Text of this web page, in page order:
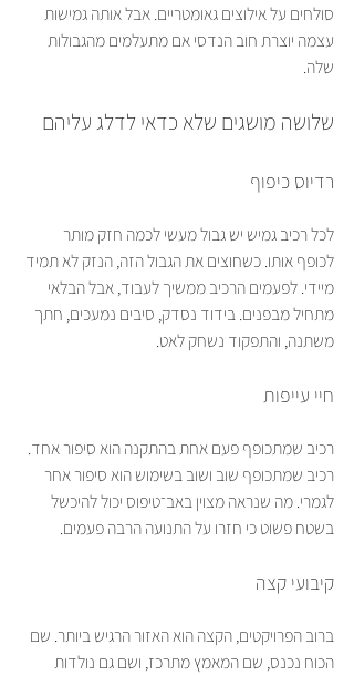
סולחים על אילוצים גאומטריים. אבל אותה גמישות
עצמה יוצרת חוב הנדסי אם מתעלמים מהגבולות
שלה.
שלושה מושגים שלא כדאי לדלג עליהם
רדיוס כיפוף
לכל רכיב גמיש יש גבול מעשי לכמה חזק מותר
לכופף אותו. כשחוצים את הגבול הזה, הנזק לא תמיד
מיידי. לפעמים הרכיב ממשיך לעבוד, אבל הבלאי
מתחיל מבפנים. בידוד נסדק, סיבים נמעכים, חתך
משתנה, והתפקוד נשחק לאט.
חיי עייפות
רכיב שמתכופף פעם אחת בהתקנה הוא סיפור אחד.
רכיב שמתכופף שוב ושוב בשימוש הוא סיפור אחר
לגמרי. מה שנראה מצוין באב־טיפוס יכול להיכשל
בשטח פשוט כי חזרו על התנועה הרבה פעמים.
קיבועי קצה
ברוב הפרויקטים, הקצה הוא האזור הרגיש ביותר. שם
הכוח נכנס, שם המאמץ מתרכז, ושם גם נולדות